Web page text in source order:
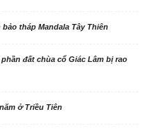
tháp Mandala Tây Thiên
đất chùa cổ Giác Lâm bị rao
ở Triều Tiên